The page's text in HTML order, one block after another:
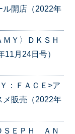
ル開店（2022年
Ｙ〉ＤＫＳＨ
月24日号）
：ＦＡＣＥ>ア
メ販売（2022年
ＳＥＰＨ ＡＮ